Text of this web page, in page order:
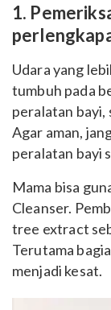
1.
Udara yang
tumbuh pada
peralatan bayi,
Agar aman,
peralatan bayi
Mama bisa
Cleanser.
tree extract
Terutama
menjadi kesat.